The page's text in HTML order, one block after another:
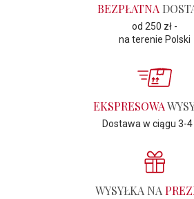
BEZPŁATNA
od 250 zł -
na terenie Polski
EKSPRESOWA
Dostawa w ciągu 3-4
WYSYŁKA NA